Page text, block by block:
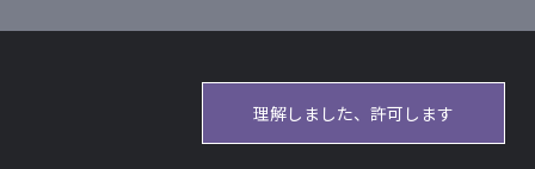
理解しました、許可します